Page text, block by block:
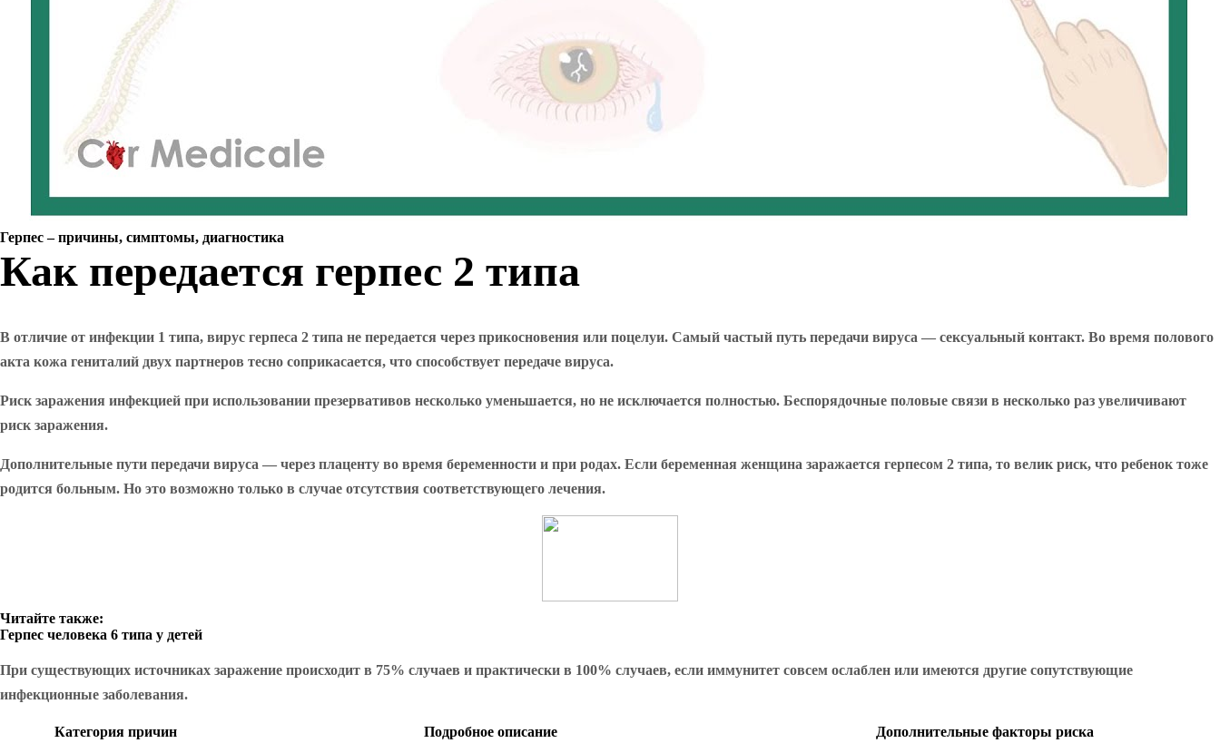
Герпес – причины, симптомы, диагностика
Как передается герпес 2 типа
В отличие от инфекции 1 типа, вирус герпеса 2 типа не передается через прикосновения или поцелуи. Самый частый путь передачи вируса — сексуальный контакт. Во время полового
акта кожа гениталий двух партнеров тесно соприкасается, что способствует передаче вируса.
Риск заражения инфекцией при использовании презервативов несколько уменьшается, но не исключается полностью. Беспорядочные половые связи в несколько раз увеличивают
риск заражения.
Дополнительные пути передачи вируса — через плаценту во время беременности и при родах. Если беременная женщина заражается герпесом 2 типа, то велик риск, что ребенок тоже
родится больным. Но это возможно только в случае отсутствия соответствующего лечения.
Читайте также:
Герпес человека 6 типа у детей
При существующих источниках заражение происходит в 75% случаев и практически в 100% случаев, если иммунитет совсем ослаблен или имеются другие сопутствующие
инфекционные заболевания.
Категория причин Подробное описание
Дополнительные факторы риска